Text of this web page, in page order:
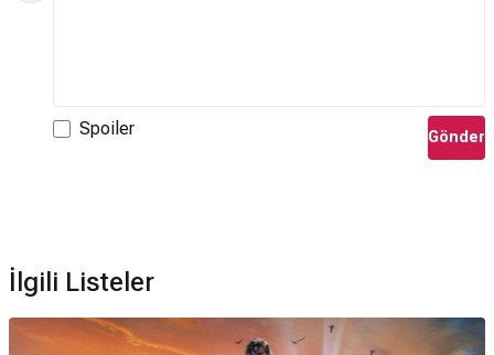
Spoiler Gönder
İlgili Listeler